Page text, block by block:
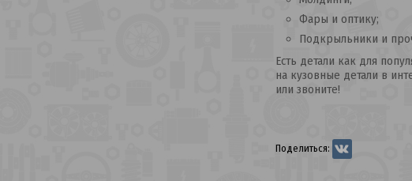
Фары и оптику;
Подкрыльники и
Есть детали как для
на кузовные детали в
или звоните!
Поделиться: